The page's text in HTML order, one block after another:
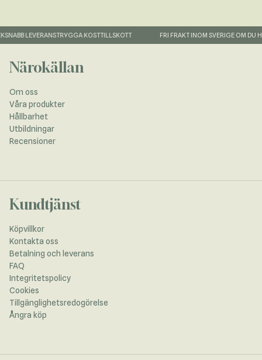
LEVERANSTRYGGA KOSTTILLSKOTT FRI FRAKT INOM SVERIGE OM DU
Närokällan
Om oss
Våra produkter
Hållbarhet
Utbildningar
Recensioner
Kundtjänst
Köpvillkor
Kontakta oss
Betalning och leverans
FAQ
Integritetspolicy
Cookies
Tillgänglighetsredogörelse
Ångra köp